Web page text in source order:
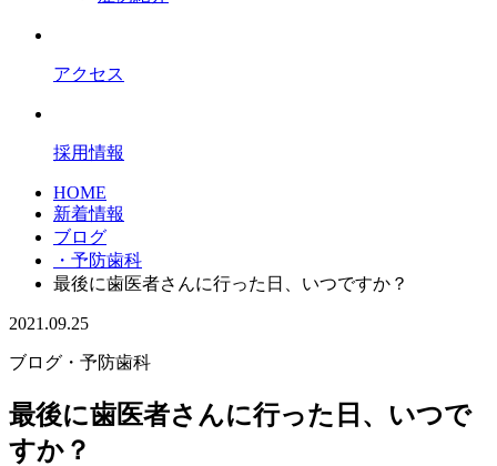
アクセス
採用情報
HOME
新着情報
ブログ
・予防歯科
最後に歯医者さんに行った日、いつですか？
2021.09.25
ブログ ・予防歯科
最後に歯医者さんに行った日、いつで
すか？